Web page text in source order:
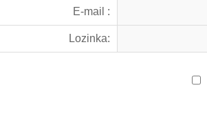
E-mail :
Lozinka: